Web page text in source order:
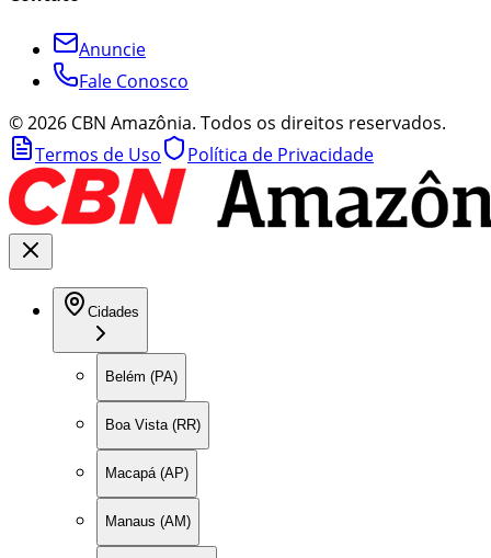
Anuncie
Fale Conosco
©2026 CBN Amazônia. Todos os direitos reservados.
Termos de Uso
Política de Privacidade
Cidades
Belém (PA)
Boa Vista (RR)
Macapá (AP)
Manaus (AM)